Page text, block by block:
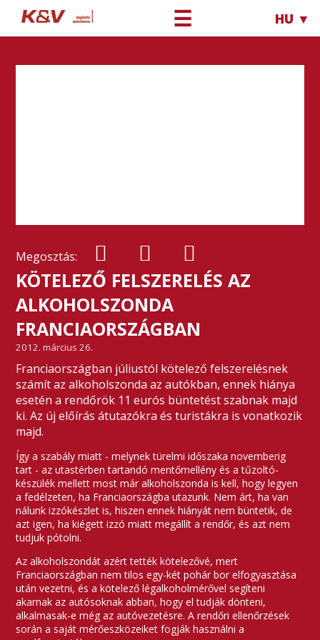
☰ HU ▼
Megosztás:
KÖTELEZŐ FELSZERELÉS AZ
ALKOHOLSZONDA
FRANCIAORSZÁGBAN
2012. március 26.
Franciaországban júliustól kötelező felszerelésnek
számít az alkoholszonda az autókban, ennek hiánya
esetén a rendőrök 11 eurós büntetést szabnak majd
ki. Az új előírás átutazókra és turistákra is vonatkozik
majd.
Így a szabály miatt - melynek türelmi időszaka novemberig
tart - az utastérben tartandó mentőmellény és a tűzoltó-
készülék mellett most már alkoholszonda is kell, hogy legyen
a fedélzeten, ha Franciaországba utazunk. Nem árt, ha van
nálunk izzókészlet is, hiszen ennek hiányát nem büntetik, de
azt igen, ha kiégett izzó miatt megállít a rendőr, és azt nem
tudjuk pótolni.
Az alkoholszondát azért tették kötelezővé, mert
Franciaországban nem tilos egy-két pohár bor elfogyasztása
után vezetni, és a kötelező légalkoholmérővel segíteni
akarnak az autósoknak abban, hogy el tudják dönteni,
alkalmasak-e még az autóvezetésre. A rendőri ellenőrzések
során a saját mérőeszközeiket fogják használni a